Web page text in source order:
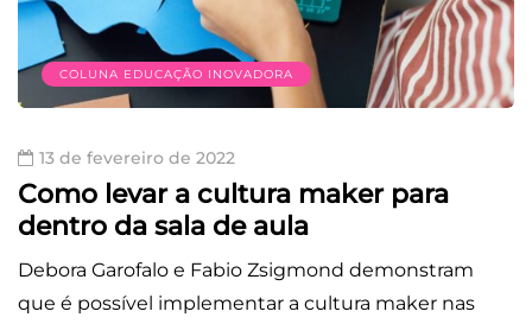
COLUNA EDUCAÇÃO INOVADORA
13 de fevereiro de 2022
Como levar a cultura maker para
dentro da sala de aula
Debora Garofalo e Fabio Zsigmond demonstram
que é possível implementar a cultura maker nas